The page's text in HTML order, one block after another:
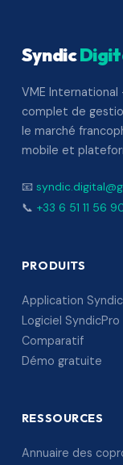
Syndic
VME
complet de
le marché
mobile et
📧
📞 +33 6 51 11 56
PRODUITS
Application
Logiciel SyndicPro
Comparatif
Démo gratuite
RESSOURCES
Annuaire des